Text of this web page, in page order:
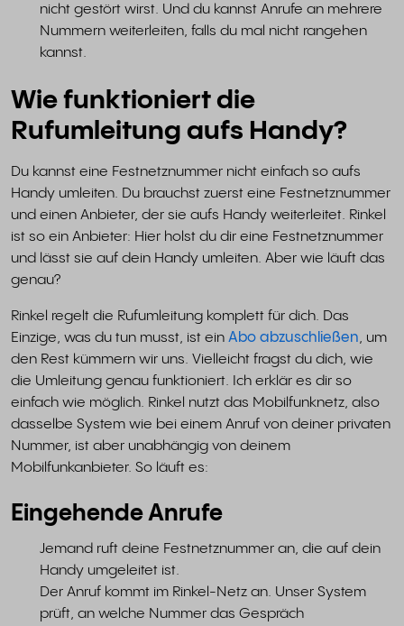
nicht gestört wirst. Und du kannst Anrufe an mehrere
Nummern weiterleiten, falls du mal nicht rangehen
kannst.
Wie funktioniert die
Rufumleitung aufs Handy?
Du kannst eine Festnetznummer nicht einfach so aufs
Handy umleiten. Du brauchst zuerst eine Festnetznummer
und einen Anbieter, der sie aufs Handy weiterleitet. Rinkel
ist so ein Anbieter: Hier holst du dir eine Festnetznummer
und lässt sie auf dein Handy umleiten. Aber wie läuft das
genau?
Rinkel regelt die Rufumleitung komplett für dich. Das
Einzige, was du tun musst, ist ein Abo abzuschließen, um
den Rest kümmern wir uns. Vielleicht fragst du dich, wie
die Umleitung genau funktioniert. Ich erklär es dir so
einfach wie möglich. Rinkel nutzt das Mobilfunknetz, also
dasselbe System wie bei einem Anruf von deiner privaten
Nummer, ist aber unabhängig von deinem
Mobilfunkanbieter. So läuft es:
Eingehende Anrufe
Jemand ruft deine Festnetznummer an, die auf dein
Handy umgeleitet ist.
Der Anruf kommt im Rinkel-Netz an. Unser System
prüft, an welche Nummer das Gespräch